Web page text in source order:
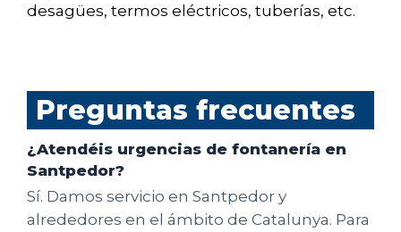
desagües, termos eléctricos, tuberías, etc.
Preguntas frecuentes
¿Atendéis urgencias de fontanería en
Santpedor?
Sí. Damos servicio en Santpedor y
alrededores en el ámbito de Catalunya. Para